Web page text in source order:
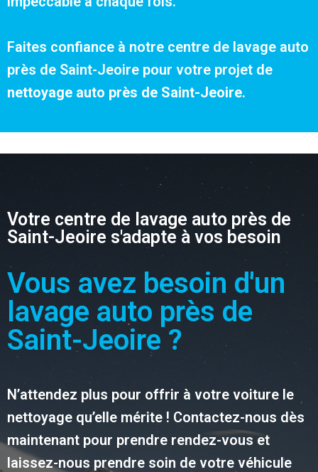
Faites confiance à notre centre de lavage auto
près de Saint-Jeoire pour votre projet de
nettoyage auto près de Saint-Jeoire.
Votre centre de lavage auto près de
Saint-Jeoire s'adapte à vos besoin
Vous avez besoin d'un
lavage auto près de
Saint-Jeoire ?
N’attendez plus pour offrir à votre voiture le
nettoyage qu’elle mérite ! Contactez-nous dès
maintenant pour prendre rendez-vous et
laissez-nous prendre soin de votre véhicule